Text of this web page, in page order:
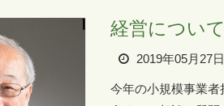
経営につい
2019年05月27日
今年の小規模事業者